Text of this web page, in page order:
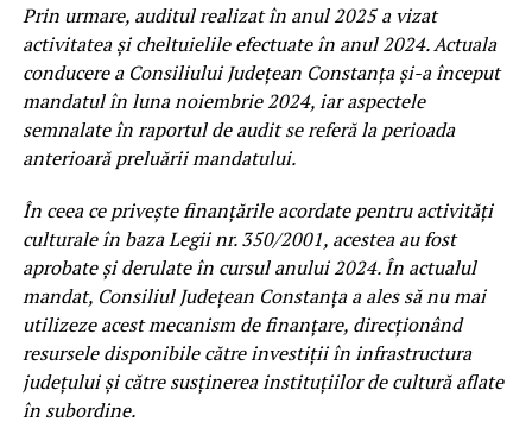
Prin urmare, auditul realizat în anul 2025 a vizat
activitatea și cheltuielile efectuate în anul 2024. Actuala
conducere a Consiliului Județean Constanța și-a început
mandatul în luna noiembrie 2024, iar aspectele
semnalate în raportul de audit se referă la perioada
anterioară preluării mandatului.
În ceea ce privește finanțările acordate pentru activități
culturale în baza Legii nr. 350/2001, acestea au fost
aprobate și derulate în cursul anului 2024. În actualul
mandat, Consiliul Județean Constanța a ales să nu mai
utilizeze acest mecanism de finanțare, direcționând
resursele disponibile către investiții în infrastructura
județului și către susținerea instituțiilor de cultură aflate
în subordine.